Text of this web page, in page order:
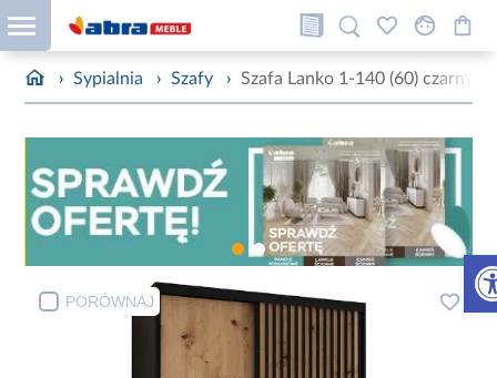
› Sypialnia › Szafy › Szafa Lanko 1-140 (60) czarny/
PORÓWNAJ